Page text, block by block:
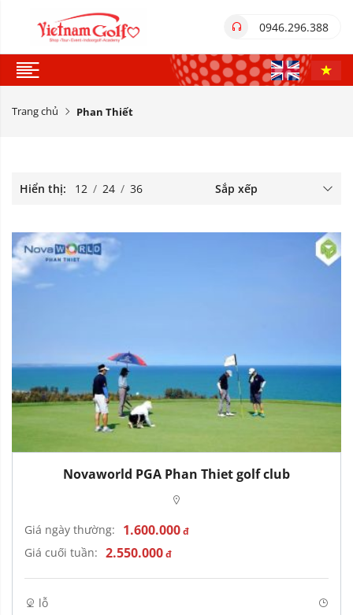
0946.296.388
Trang chủ Phan Thiết
Hiển thị: 12 / 24 / 36 Sắp xếp
Novaworld PGA Phan Thiet golf club
Giá ngày thường: 1.600.000đ
Giá cuối tuần: 2.550.000đ
lỗ